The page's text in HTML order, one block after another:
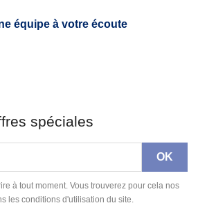
équipe à votre écoute
spéciales
à tout moment. Vous trouverez pour cela nos
les conditions d'utilisation du site.